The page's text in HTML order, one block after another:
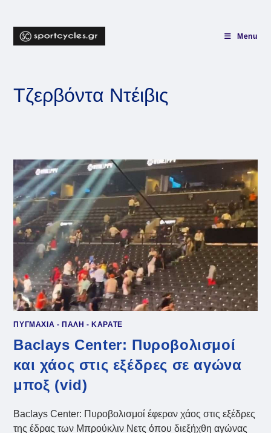
content
Menu
Τζερβόντα Ντέιβις
ΠΥΓΜΑΧΙΑ - ΠΑΛΗ - ΚΑΡΑΤΕ
Baclays Center: Πυροβολισμοί
και χάος στις εξέδρες σε αγώνα
μποξ (vid)
Baclays Center: Πυροβολισμοί έφεραν χάος στις εξέδρες
της έδρας των Μπρούκλιν Νετς όπου διεξήχθη αγώνας